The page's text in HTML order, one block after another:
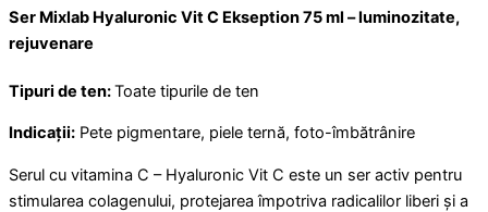
Ser Mixlab Hyaluronic Vit C Ekseption 75 ml – luminozitate,
rejuvenare
Tipuri de ten:Toate tipurile de ten
Indicații: Pete pigmentare, piele ternă, foto-îmbătrânire
Serul cu vitamina C – Hyaluronic Vit C este un ser activ pentru
stimularea colagenului, protejarea împotriva radicalilor liberi și a